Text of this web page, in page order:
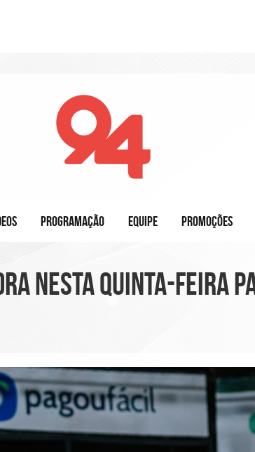
PROGRAMAÇÃO EQUIPE PROMOÇÕES
nesta quinta-feira